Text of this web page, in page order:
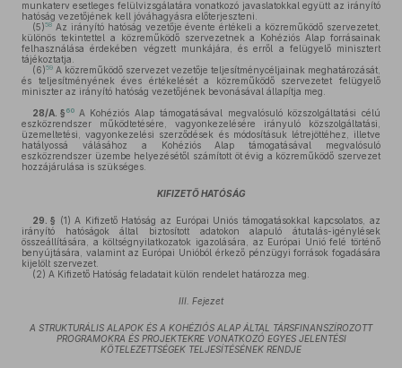
munkaterv esetleges felülvizsgálatára vonatkozó javaslatokkal együtt az irányító
hatóság vezetőjének kell jóváhagyásra előterjeszteni.
(5)58 Az irányító hatóság vezetője évente értékeli a közreműködő szervezetet,
különös tekintettel a közreműködő szervezetnek a Kohéziós Alap forrásainak
felhasználása érdekében végzett munkájára, és erről a felügyelő minisztert
tájékoztatja.
(6)59 A közreműködő szervezet vezetője teljesítménycéljainak meghatározását,
és teljesítményének éves értékelését a közreműködő szervezetet felügyelő
miniszter az irányító hatóság vezetőjének bevonásával állapítja meg.
28/A. § 60 A Kohéziós Alap támogatásával megvalósuló közszolgáltatási célú
eszközrendszer működtetésére, vagyonkezelésére irányuló közszolgáltatási,
üzemeltetési, vagyonkezelési szerződések és módosításuk létrejöttéhez, illetve
hatályossá válásához a Kohéziós Alap támogatásával megvalósuló
eszközrendszer üzembe helyezésétől számított öt évig a közreműködő szervezet
hozzájárulása is szükséges.
KIFIZETŐ HATÓSÁG
29. § (1) A Kifizető Hatóság az Európai Uniós támogatásokkal kapcsolatos, az
irányító hatóságok által biztosított adatokon alapuló átutalás-igénylések
összeállítására, a költségnyilatkozatok igazolására, az Európai Unió felé történő
benyújtására, valamint az Európai Unióból érkező pénzügyi források fogadására
kijelölt szervezet.
(2) A Kifizető Hatóság feladatait külön rendelet határozza meg.
III. Fejezet
A STRUKTURÁLIS ALAPOK ÉS A KOHÉZIÓS ALAP ÁLTAL TÁRSFINANSZÍROZOTT
PROGRAMOKRA ÉS PROJEKTEKRE VONATKOZÓ EGYES JELENTÉSI
KÖTELEZETTSÉGEK TELJESÍTÉSÉNEK RENDJE